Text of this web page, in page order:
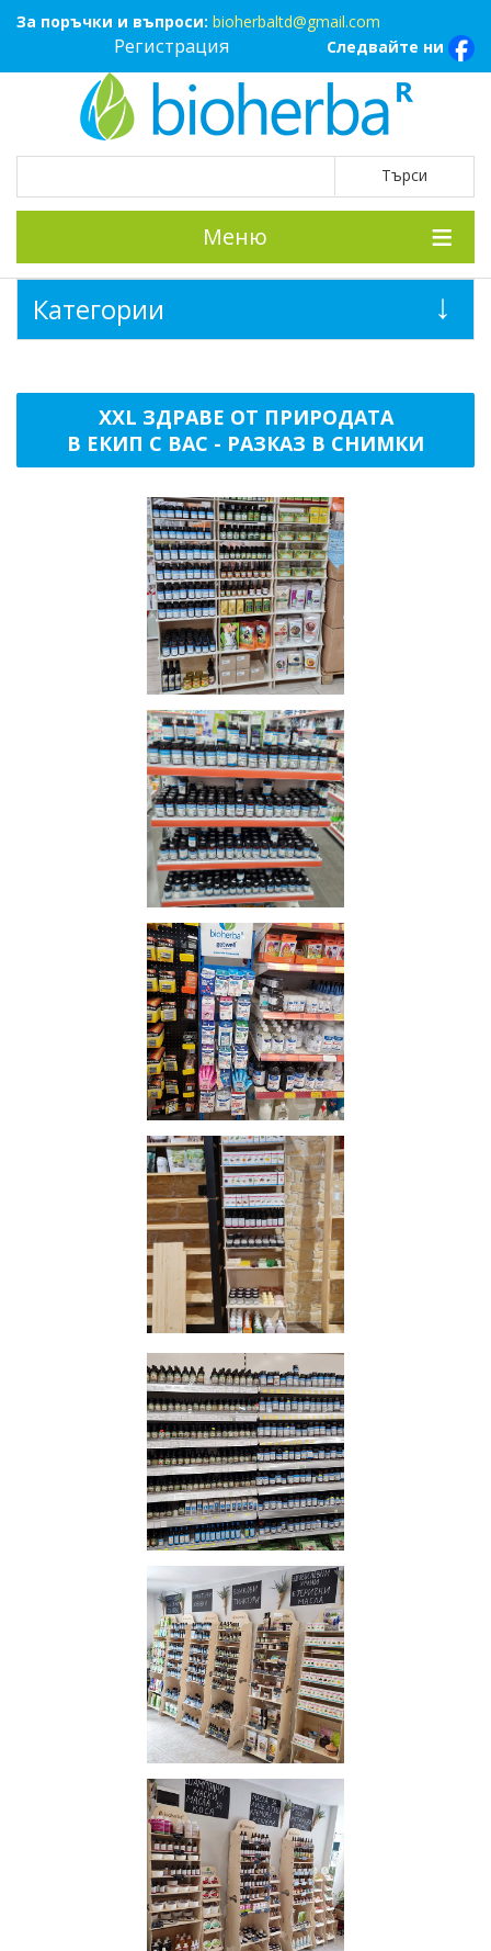
За поръчки и въпроси: bioherbaltd@gmail.com
Следвайте ни
Регистрация
Меню
XXL ЗДРАВЕ ОТ ПРИРОДАТА
В ЕКИП С ВАС - РАЗКАЗ В СНИМКИ
Категории